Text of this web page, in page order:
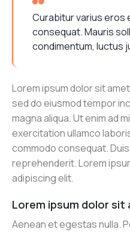
Curabitur varius eros
consequat. Mauris
condimentum, luctus
Lorem ipsum dolor sit
sed do eiusmod tempor
magna aliqua. Ut enim ad
exercitation ullamco
commodo consequat.
reprehenderit. Lorem
adipiscing elit.
Lorem ipsum dolor sit
Aenean et egestas nulla.